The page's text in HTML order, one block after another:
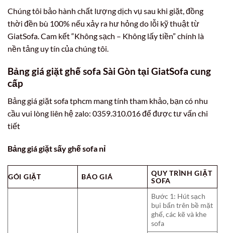
Chúng tôi bảo hành chất lượng dịch vụ sau khi giặt, đồng
thời đền bù 100% nếu xảy ra hư hỏng do lỗi kỹ thuật từ
GiatSofa. Cam kết “Không sạch – Không lấy tiền” chính là
nền tảng uy tín của chúng tôi.
Bảng giá giặt ghế sofa Sài Gòn tại GiatSofa cung
cấp
Bảng giá giặt sofa tphcm mang tính tham khảo, bạn có nhu
cầu vui lòng liên hệ zalo: 0359.310.016 để được tư vấn chi
tiết
Bảng giá giặt sấy ghế sofa nỉ
GÓI GIẶT BÁO GIÁ
QUY TRÌNH GIẶT
SOFA
Bước 1: Hút sạch
bụi bẩn trên bề mặt
ghế, các kẽ và khe
sofa